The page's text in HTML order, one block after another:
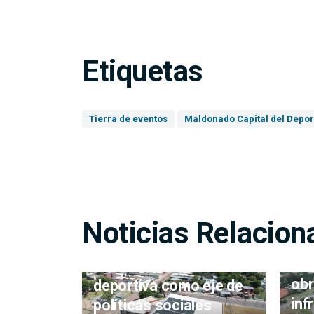
Etiquetas
Tierra de eventos Maldonado Capital del
Noticias
Fuerte inversión en
deportiva como eje de
políticas sociales